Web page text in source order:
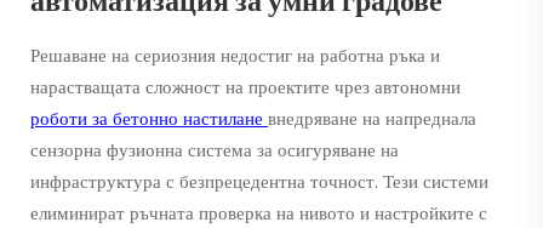
Решаване на сериозния недостиг на работна ръка и
нарастващата сложност на проектите чрез автономни
роботи за бетонно настилане внедряване на напреднала
сензорна фузионна система за осигуряване на
инфраструктура с безпрецедентна точност. Тези системи
елиминират ръчната проверка на нивото и настройките с